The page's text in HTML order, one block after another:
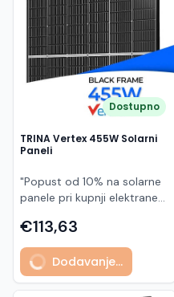
Dostupno
TRINA Vertex 455W Solarni
Paneli
"Popust od 10% na solarne
panele pri kupnji elektrane
Model TSM-455NEG9R.28
predstavlja napredni
glass/glass N-type solarni
modul s visokom
učinkovitošću, dugim
€113,63
Dodavanje...